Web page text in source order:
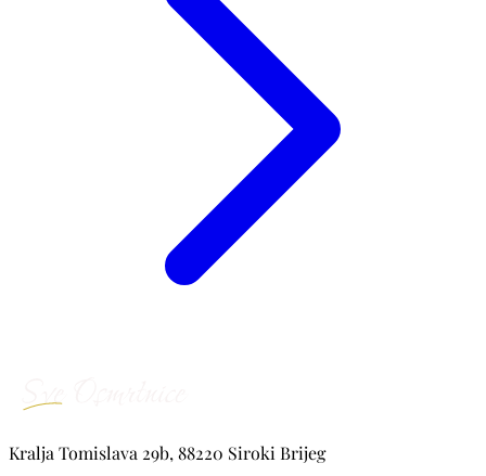
Kralja Tomislava 29b, 88220 Siroki Brijeg